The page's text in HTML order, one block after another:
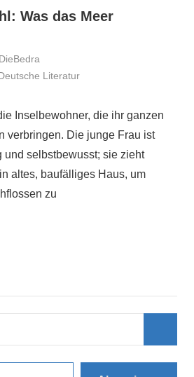
Was das Meer
DieBedra
Literatur
Inselbewohner, die ihr ganzen
verbringen. Die junge Frau ist
und selbstbewusst; sie zieht
altes, baufälliges Haus, um
zu